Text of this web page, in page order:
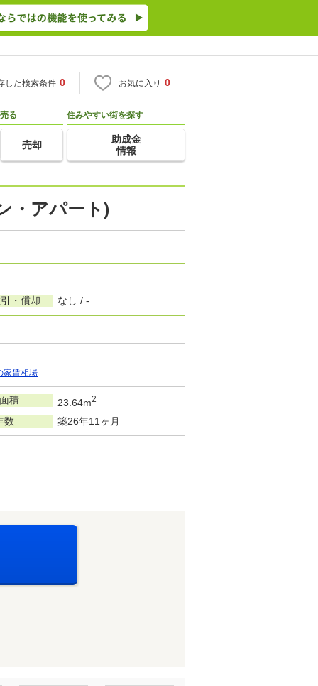
した検索条件 0 お気に入り 0
売る
売却
住みやすい街を探す
助成金
情報
・アパート)
・償却 なし / -
家賃相場
積 23.64m2
数 築26年11ヶ月